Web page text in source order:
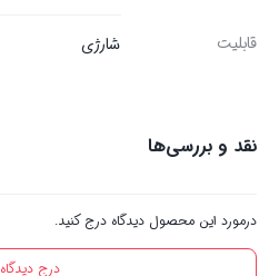
قابلیت شارژی
نقد و بررسی‌ها
درمورد این محصول دیدگاه درج کنید.
درج دیدگاه